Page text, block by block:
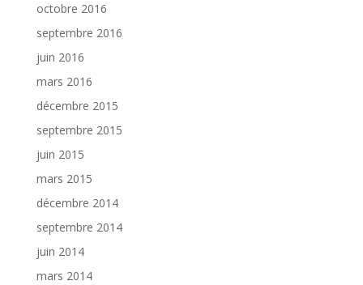
octobre 2016
septembre 2016
juin 2016
mars 2016
décembre 2015
septembre 2015
juin 2015
mars 2015
décembre 2014
septembre 2014
juin 2014
mars 2014